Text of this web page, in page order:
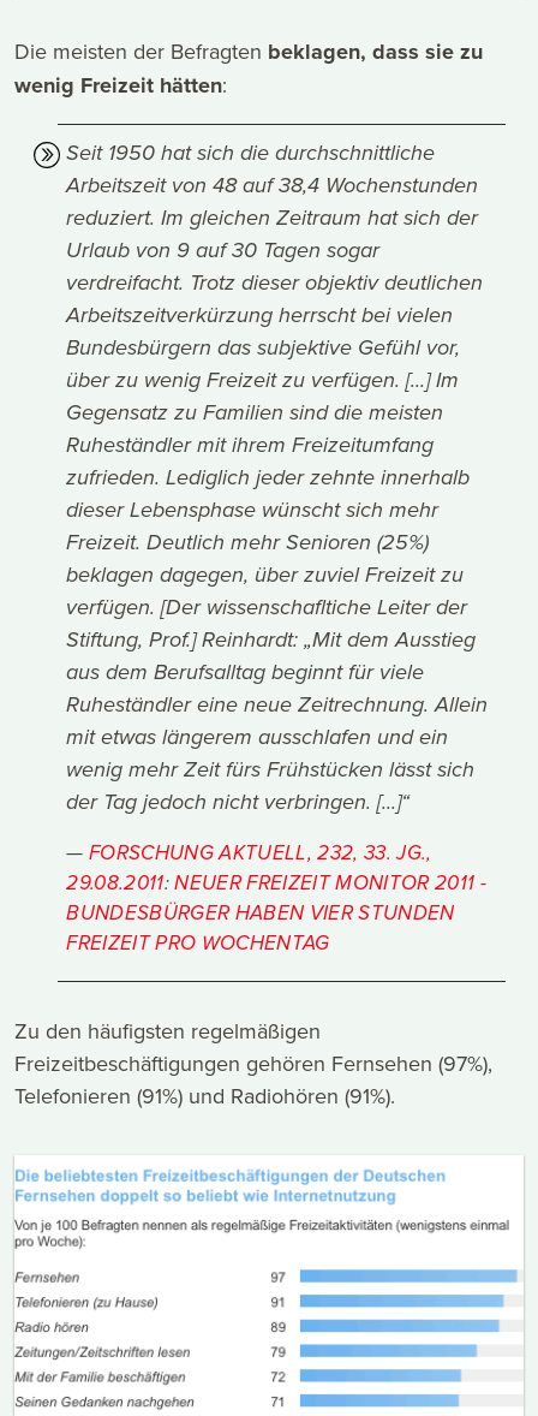
Die meisten der Befragten beklagen, dass sie zu
wenig Freizeit hätten:
Seit 1950 hat sich die durchschnittliche
Arbeitszeit von 48 auf 38,4 Wochenstunden
reduziert. Im gleichen Zeitraum hat sich der
Urlaub von 9 auf 30 Tagen sogar
verdreifacht. Trotz dieser objektiv deutlichen
Arbeitszeitverkürzung herrscht bei vielen
Bundesbürgern das subjektive Gefühl vor,
über zu wenig Freizeit zu verfügen. [...] Im
Gegensatz zu Familien sind die meisten
Ruheständler mit ihrem Freizeitumfang
zufrieden. Lediglich jeder zehnte innerhalb
dieser Lebensphase wünscht sich mehr
Freizeit. Deutlich mehr Senioren (25%)
beklagen dagegen, über zuviel Freizeit zu
verfügen. [Der wissenschafltiche Leiter der
Stiftung, Prof.] Reinhardt: „Mit dem Ausstieg
aus dem Berufsalltag beginnt für viele
Ruheständler eine neue Zeitrechnung. Allein
mit etwas längerem ausschlafen und ein
wenig mehr Zeit fürs Frühstücken lässt sich
der Tag jedoch nicht verbringen. [...]“
FORSCHUNG AKTUELL, 232, 33. JG.,
29.08.2011:NEUER FREIZEIT MONITOR 2011 -
BUNDESBÜRGER HABEN VIER STUNDEN
FREIZEIT PRO WOCHENTAG
Zu den häufigsten regelmäßigen
Freizeitbeschäftigungen gehören Fernsehen (97%),
Telefonieren (91%) und Radiohören (91%).